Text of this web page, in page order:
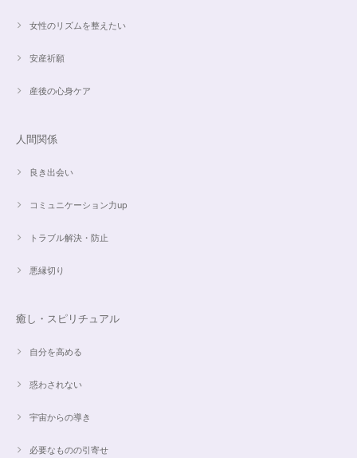
女性のリズムを整えたい
安産祈願
産後の心身ケア
人間関係
良き出会い
コミュニケーション力up
トラブル解決・防止
悪縁切り
癒し・スピリチュアル
自分を高める
惑わされない
宇宙からの導き
必要なものの引寄せ